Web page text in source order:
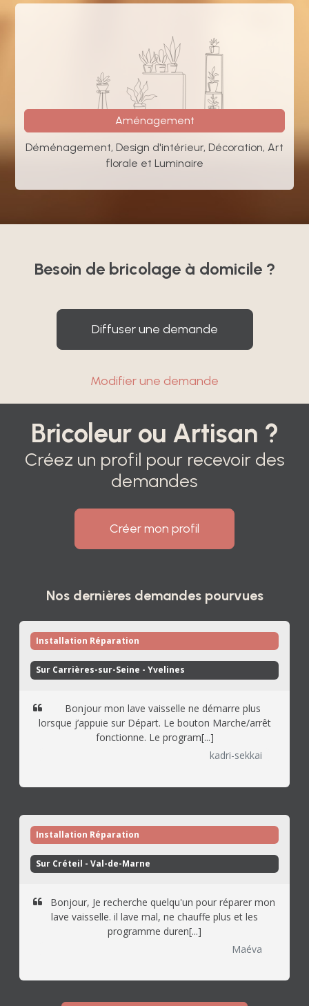
Besoin de bricolage à domicile ?
Diffuser une demande
Modifier une demande
Aménagement
Déménagement, Design d'intérieur, Décoration, Art
florale et Luminaire
Bricoleur ou Artisan ?
Créez un profil pour recevoir des
demandes
Créer mon profil
Nos dernières demandes pourvues
Installation Réparation
Sur Carrières-sur-Seine - Yvelines
Bonjour mon lave vaisselle ne démarre plus
lorsque j’appuie sur Départ. Le bouton Marche/arrêt
fonctionne. Le program[...]
kadri-sekkai
Installation Réparation
Sur Créteil - Val-de-Marne
Bonjour, Je recherche quelqu'un pour réparer mon
lave vaisselle. il lave mal, ne chauffe plus et les
programme duren[...]
Maéva